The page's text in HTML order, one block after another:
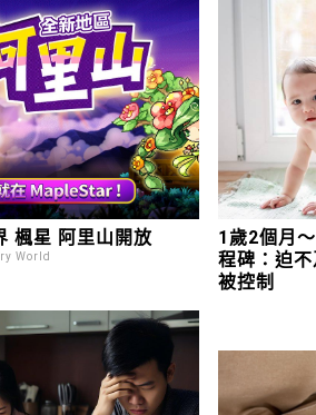
楓星 阿里山開放
World
1歲2個月
程碑：迫
被控制